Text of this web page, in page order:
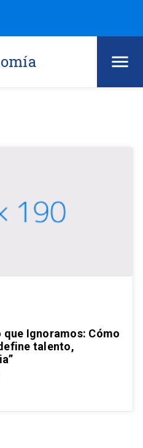
Ignoramos: Cómo
talento,